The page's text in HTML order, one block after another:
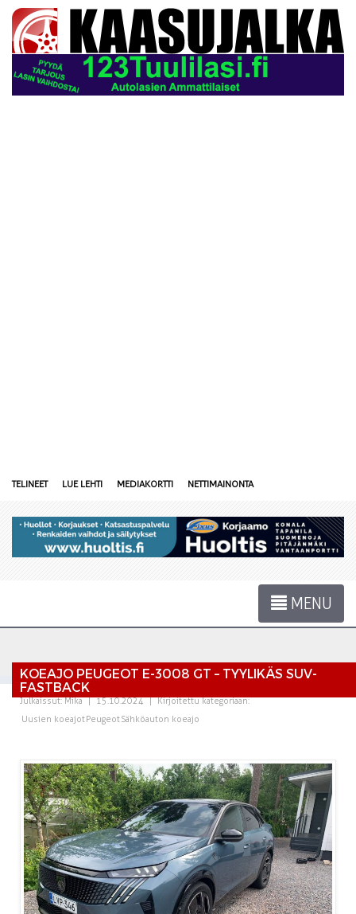
TELINEET LUE LEHTI MEDIAKORTTI NETTIMAINONTA
MENU
KOEAJO PEUGEOT E-3008 GT – TYYLIKÄS SUV-
FASTBACK
Julkaissut:Mika | 15.10.2024 | Kirjoitettu kategoriaan:
Uusien koeajotPeugeotSähköauton koeajo